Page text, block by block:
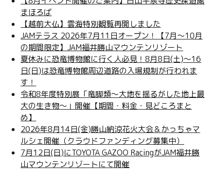
まほろば
【越前大仏】雲海特別観覧再開しました
JAMテラス 2026年7月11日オープン！【7月～10月
の期間限定】JAM福井勝山マウンテンリゾート
夏休みに恐竜博物館に行く人必見！8月8日(土)～16
日(日)は恐竜博物館周辺道路の入場規制が行われま
す！
令和8年度特別展「竜脚類～大地を揺るがした地上最
大の生き物～」開催【期間・料金・見どころまと
め】
2026年8月14日(金)勝山納涼花火大会＆かっちゃマ
ルシェ開催（クラウドファンディング募集中）
7月12日(日)にTOYOTA GAZOO RacingがJAM福井勝
山マウンテンリゾートにて開催